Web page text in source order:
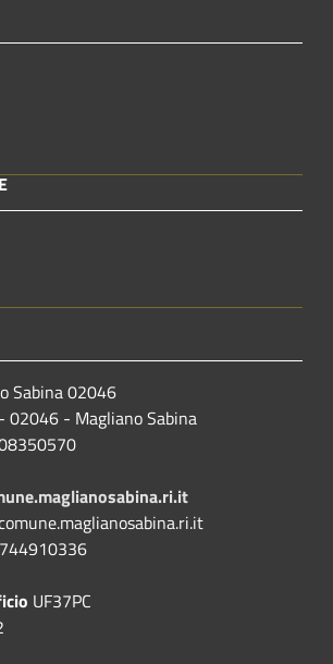
Sabina 02046
02046 - Magliano Sabina
UF37PC